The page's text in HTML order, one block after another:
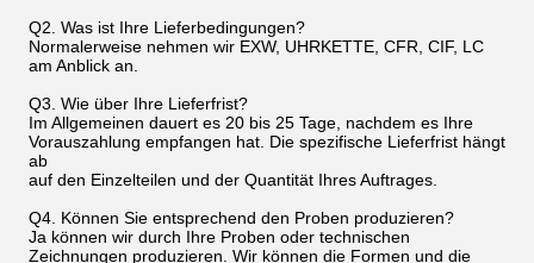
Q2. Was ist Ihre Lieferbedingungen?
Normalerweise nehmen wir EXW, UHRKETTE, CFR, CIF, LC
am Anblick an.
Q3. Wie über Ihre Lieferfrist?
Im Allgemeinen dauert es 20 bis 25 Tage, nachdem es Ihre
Vorauszahlung empfangen hat. Die spezifische Lieferfrist hängt
ab
auf den Einzelteilen und der Quantität Ihres Auftrages.
Q4. Können Sie entsprechend den Proben produzieren?
Ja können wir durch Ihre Proben oder technischen
Zeichnungen produzieren. Wir können die Formen und die